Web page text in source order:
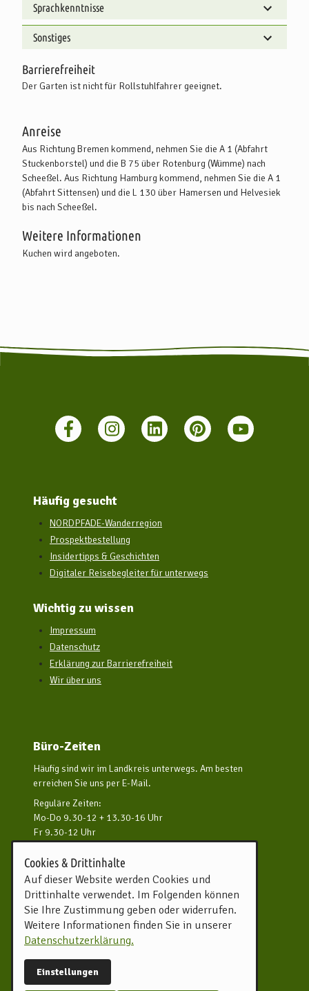
Sprachkenntnisse
Sonstiges
Barrierefreiheit
Der Garten ist nicht für Rollstuhlfahrer geeignet.
Anreise
Aus Richtung Bremen kommend, nehmen Sie die A 1 (Abfahrt
Stuckenborstel) und die B 75 über Rotenburg (Wümme) nach
Scheeßel. Aus Richtung Hamburg kommend, nehmen Sie die A 1
(Abfahrt Sittensen) und die L 130 über Hamersen und Helvesiek
bis nach Scheeßel.
Weitere Informationen
Kuchen wird angeboten.
Häufig gesucht
NORDPFADE-Wanderregion
Prospektbestellung
Insidertipps & Geschichten
Digitaler Reisebegleiter für unterwegs
Wichtig zu wissen
Impressum
Datenschutz
Erklärung zur Barrierefreiheit
Wir über uns
Büro-Zeiten
Häufig sind wir im Landkreis unterwegs. Am besten
erreichen Sie uns per E-Mail.
Reguläre Zeiten:
Mo-Do 9.30-12 + 13.30-16 Uhr
Fr 9.30-12 Uhr
Kontakt aufnehmen
Touristikverband Landkreis
Rotenburg (Wümme) e.V.
Harburger Straße 59
27356 Rotenburg (Wümme)
04261 81960
info@tourow.de
Cookies & Drittinhalte
Auf dieser Website werden Cookies und
Drittinhalte verwendet. Im Folgenden können
Sie Ihre Zustimmung geben oder widerrufen.
Weitere Informationen finden Sie in unserer
Datenschutzerklärung.
Einstellungen